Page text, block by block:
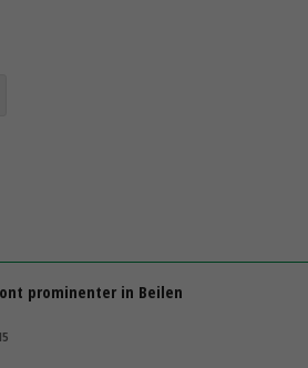
prominenter in Beilen